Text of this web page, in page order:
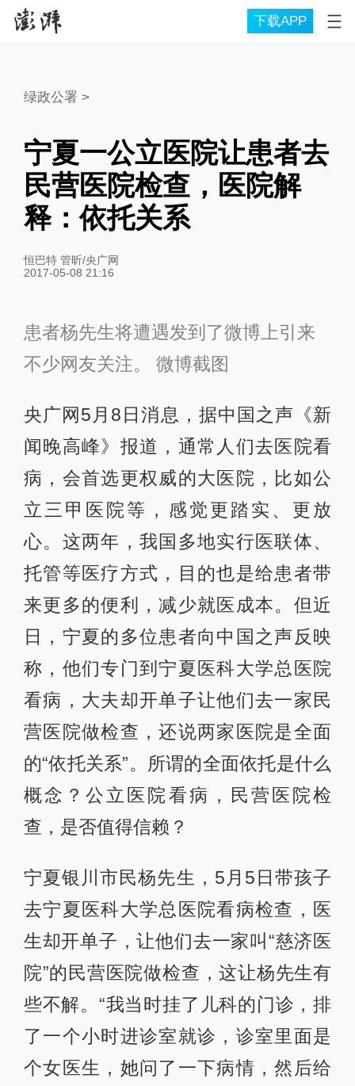
下载APP
绿政公署 >
宁夏一公立医院让患者去
民营医院检查，医院解
释：依托关系
恒巴特 管昕/央广网
2017-05-08 21:16
患者杨先生将遭遇发到了微博上引来
不少网友关注。 微博截图
央广网5月8日消息，据中国之声《新
闻晚高峰》报道，通常人们去医院看
病，会首选更权威的大医院，比如公
立三甲医院等，感觉更踏实、更放
心。这两年，我国多地实行医联体、
托管等医疗方式，目的也是给患者带
来更多的便利，减少就医成本。但近
日，宁夏的多位患者向中国之声反映
称，他们专门到宁夏医科大学总医院
看病，大夫却开单子让他们去一家民
营医院做检查，还说两家医院是全面
的“依托关系”。所谓的全面依托是什么
概念？公立医院看病，民营医院检
查，是否值得信赖？
宁夏银川市民杨先生，5月5日带孩子
去宁夏医科大学总医院看病检查，医
生却开单子，让他们去一家叫“慈济医
院”的民营医院做检查，这让杨先生有
些不解。“我当时挂了儿科的门诊，排
了一个小时进诊室就诊，诊室里面是
个女医生，她问了一下病情，然后给